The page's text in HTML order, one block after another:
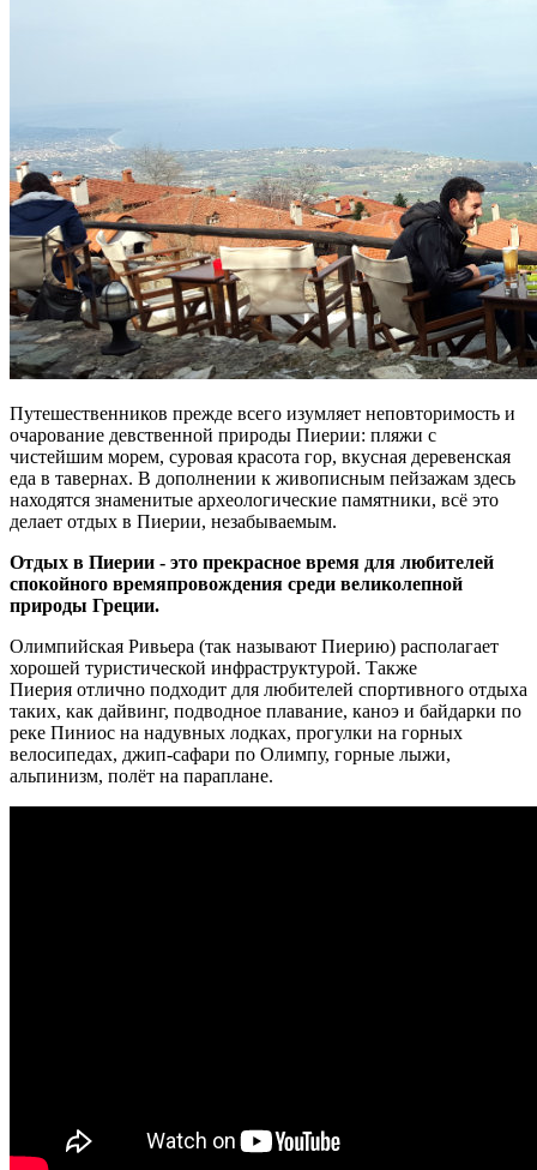
Путешественников прежде всего изумляет неповторимость и
очарование девственной природы Пиерии: пляжи с
чистейшим морем, суровая красота гор, вкусная деревенская
еда в тавернах. В дополнении к живописным пейзажам здесь
находятся знаменитые археологические памятники, всё это
делает отдых в Пиерии, незабываемым.
Отдых в Пиерии - это прекрасное время для любителей
спокойного времяпровождения среди великолепной
природы Греции.
Олимпийская Ривьера (так называют Пиерию) располагает
хорошей туристической инфраструктурой. Также
Пиерия отлично подходит для любителей спортивного отдыха
таких, как дайвинг, подводное плавание, каноэ и байдарки по
реке Пиниос на надувных лодках, прогулки на горных
велосипедах, джип-сафари по Олимпу, горные лыжи,
альпинизм, полёт на параплане.